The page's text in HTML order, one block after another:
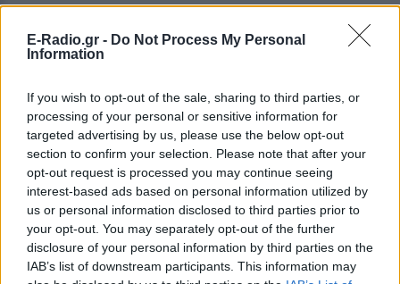
E-Radio.gr - Do Not Process My Personal
Information
If you wish to opt-out of the sale, sharing to third parties, or
processing of your personal or sensitive information for
targeted advertising by us, please use the below opt-out
section to confirm your selection. Please note that after your
opt-out request is processed you may continue seeing
interest-based ads based on personal information utilized by
us or personal information disclosed to third parties prior to
your opt-out. You may separately opt-out of the further
disclosure of your personal information by third parties on the
IAB’s list of downstream participants. This information may